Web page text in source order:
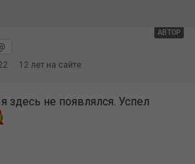
АВТОР
12 лет на сайте
здесь не появлялся. Успел